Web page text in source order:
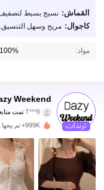
القماش: نسيج بسيط
كاجوال: مريح وسهل التنسيق.
مواد: 100% القطن
Weekend
T***8تمت
n***8تتصفح
4.89
4.89 948K متابعون
999K+ تم بيعها مؤخرًا